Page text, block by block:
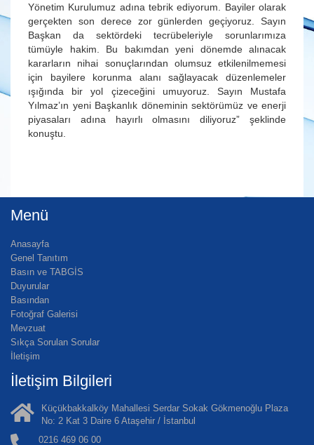
Yönetim Kurulumuz adına tebrik ediyorum. Bayiler olarak
gerçekten son derece zor günlerden geçiyoruz. Sayın
Başkan da sektördeki tecrübeleriyle sorunlarımıza
tümüyle hakim. Bu bakımdan yeni dönemde alınacak
kararların nihai sonuçlarından olumsuz etkilenilmemesi
için bayilere korunma alanı sağlayacak düzenlemeler
ışığında bir yol çizeceğini umuyoruz. Sayın Mustafa
Yılmaz’ın yeni Başkanlık döneminin sektörümüz ve enerji
piyasaları adına hayırlı olmasını diliyoruz” şeklinde
konuştu.
Menü
Anasayfa
Genel Tanıtım
Basın ve TABGİS
Duyurular
Basından
Fotoğraf Galerisi
Mevzuat
Sıkça Sorulan Sorular
İletişim
İletişim Bilgileri
Küçükbakkalköy Mahallesi Serdar Sokak Gökmenoğlu Plaza
No: 2 Kat 3 Daire 6 Ataşehir / İstanbul
0216 469 06 00